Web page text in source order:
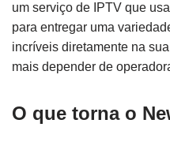
um serviço de IPTV que
para entregar uma
incríveis diretamente na
mais depender de
O que torna o